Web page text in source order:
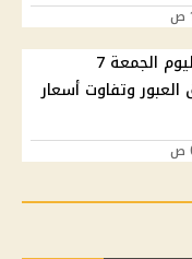
أسعار الخضار والفاكهة اليوم الجمعة 7
سوق العبور وتفاوت أسعار